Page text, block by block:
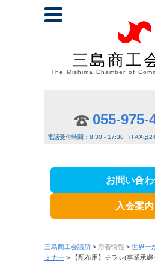
三島商工
The Mishima Chamber of
055-975-
電話受付時間：8:30 - 17:30 （FAXは
お問い合
入会案内
三島商工会議所 > 新着情報 > 世界一
ミナー > 【配布用】チラシ(事業承継